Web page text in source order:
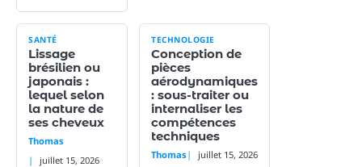
SANTÉ
Lissage
brésilien ou
japonais :
lequel selon
la nature de
ses cheveux
Thomas
juillet 15, 2026
TECHNOLOGIE
Conception de
pièces
aérodynamiques
: sous-traiter ou
internaliser les
compétences
techniques
Thomas juillet 15, 2026